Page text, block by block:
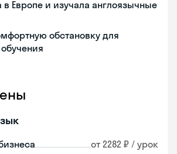
Европе и изучала англоязычные
обстановку для
от 2282 ₽ / урок